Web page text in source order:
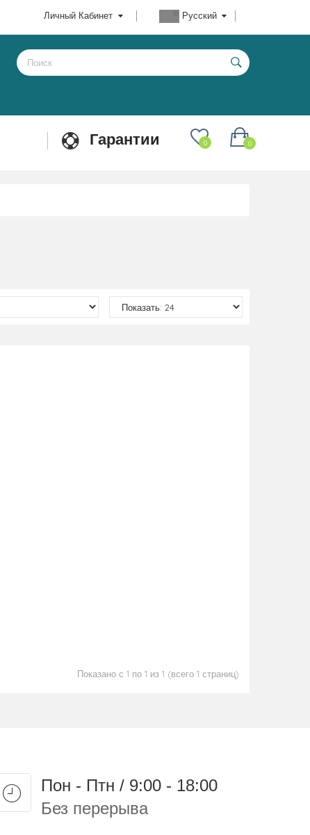
Русский
Личный Кабинет
Гарантии 0
0
Показано с 1 по 1 из 1 (всего 1 страниц)
Пон - Птн / 9:00 - 18:00
Без перерыва